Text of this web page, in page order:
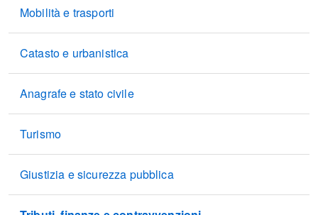
Mobilità e trasporti
Catasto e urbanistica
Anagrafe e stato civile
Turismo
Giustizia e sicurezza pubblica